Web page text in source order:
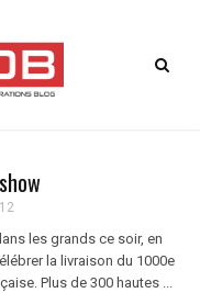
les grands ce soir, en
la livraison du 1000e
Plus de 300 hautes ...